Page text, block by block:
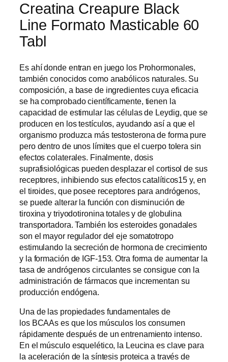
Creatina Creapure Black
Line Formato Masticable 60
Tabl
Es ahí donde entran en juego los Prohormonales,
también conocidos como anabólicos naturales. Su
composición, a base de ingredientes cuya eficacia
se ha comprobado científicamente, tienen la
capacidad de estimular las células de Leydig, que se
producen en los testículos, ayudando así a que el
organismo produzca más testosterona de forma pure
pero dentro de unos límites que el cuerpo tolera sin
efectos colaterales. Finalmente, dosis
suprafisiológicas pueden desplazar el cortisol de sus
receptores, inhibiendo sus efectos catalíticos15 y, en
el tiroides, que posee receptores para andrógenos,
se puede alterar la función con disminución de
tiroxina y triyodotironina totales y de globulina
transportadora. También los esteroides gonadales
son el mayor regulador del eje somatotropo
estimulando la secreción de hormona de crecimiento
y la formación de IGF-153. Otra forma de aumentar la
tasa de andrógenos circulantes se consigue con la
administración de fármacos que incrementan su
producción endógena.
Una de las propiedades fundamentales de
los BCAAs es que los músculos los consumen
rápidamente después de un entrenamiento intenso.
En el músculo esquelético, la Leucina es clave para
la aceleración de la síntesis proteica a través de